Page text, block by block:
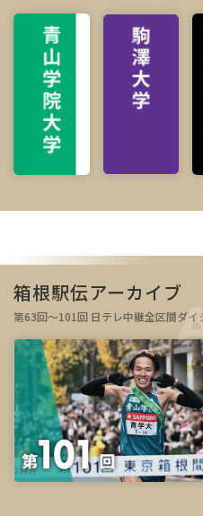
箱根駅伝アーカイブ
第63回～101回 日テレ中継全区間ダイ